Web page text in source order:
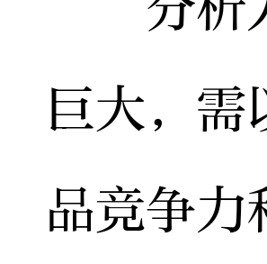
巨大，
品竞争力